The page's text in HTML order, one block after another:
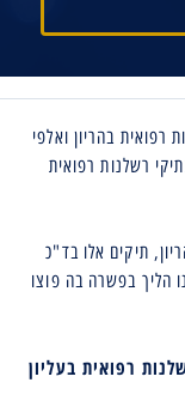
רפואית בהריון ואלפי
רשלנות רפואית
תיקים אלו בד"כ
הליך בפשרה בה פוצו
רפואית בעליון